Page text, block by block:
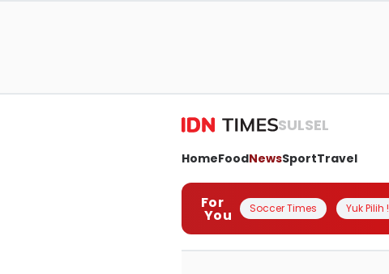
SULSEL
HomeFoodNewsSportTravel
For
You Soccer Times Yuk Pilih !